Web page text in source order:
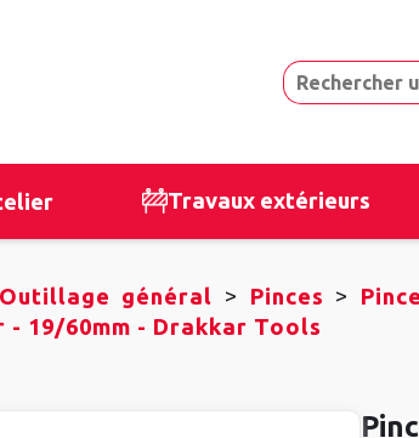
Travaux extérieurs
Outillage général > Pinces >
19/60mm - Drakkar Tools